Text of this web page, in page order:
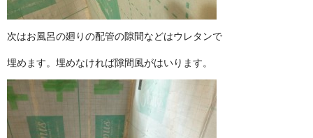
次はお風呂の廻りの配管の隙間などはウレタンで
埋めます。埋めなければ隙間風がはいります。